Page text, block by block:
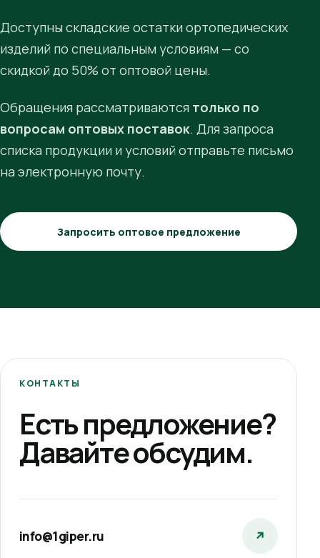
Доступны складские остатки ортопедических
изделий по специальным условиям — со
скидкой до 50% от оптовой цены.
Обращения рассматриваются только по
вопросам оптовых поставок. Для запроса
списка продукции и условий отправьте письмо
на электронную почту.
Запросить оптовое предложение
КОНТАКТЫ
Есть предложение?
Давайте обсудим.
info@1giper.ru ↗